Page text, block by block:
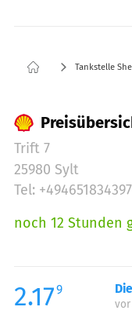
Tankstelle
Trift 7
25980 Sylt
Tel: +494651834397
noch 12 Stunden
Mittwoch:
Donnerstag:
2.179
vor